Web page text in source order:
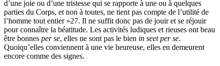
d’une joie ou d’une tristesse qui se rapporte à une ou à quelques
parties du Corps, et non à toutes, ne tient pas compte de l’utilité de
l’homme tout entier »27. Il ne suffit donc pas de jouir et se réjouir
pour connaître la béatitude. Les activités ludiques et rieuses ont beau
être bonnes per se, elles ne sont pas le bien in seet per se.
Quoiqu’elles conviennent à une vie heureuse, elles en demeurent
encore comme des signes.